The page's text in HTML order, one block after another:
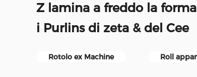
Z lamina a freddo la
i Purlins di zeta & del Cee
Rotolo ex Machine Roll